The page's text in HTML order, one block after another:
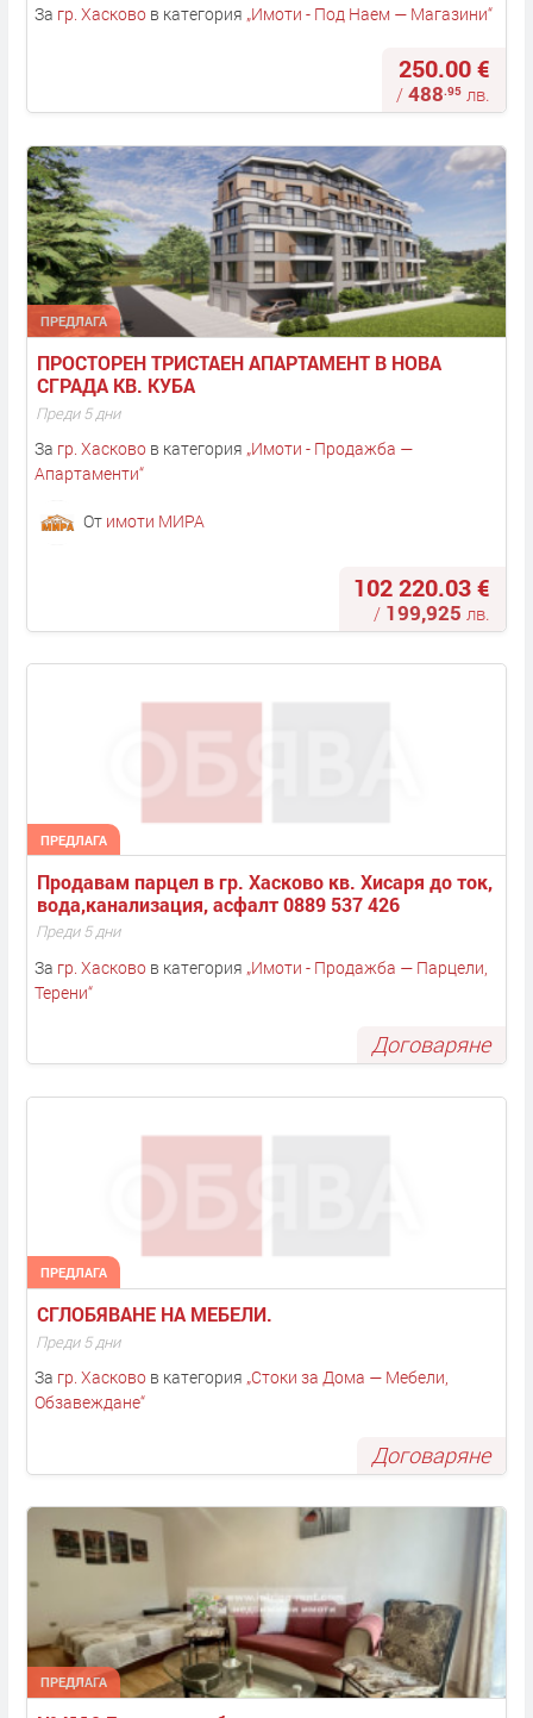
За гр. Хасковов категория „Имоти - Под Наем — Магазини“
250.00 €
/488.95 лв.
ПРЕДЛАГА
ПРОСТОРЕН ТРИСТАЕН АПАРТАМЕНТ В НОВА
СГРАДА КВ. КУБА
Преди 5 дни
За гр. Хасковов категория „Имоти - Продажба —
Апартаменти“
От имоти МИРА
102 220.03 €
/ 199,925 лв.
ПРЕДЛАГА
Продавам парцел в гр. Хасково кв. Хисаря до ток,
вода,канализация, асфалт 0889 537 426
Преди 5 дни
За гр. Хасковов категория „Имоти - Продажба — Парцели,
Терени“
Договаряне
ПРЕДЛАГА
СГЛОБЯВАНЕ НА МЕБЕЛИ.
Преди 5 дни
За гр. Хасковов категория „Стоки за Дома — Мебели,
Обзавеждане“
Договаряне
ПРЕДЛАГА